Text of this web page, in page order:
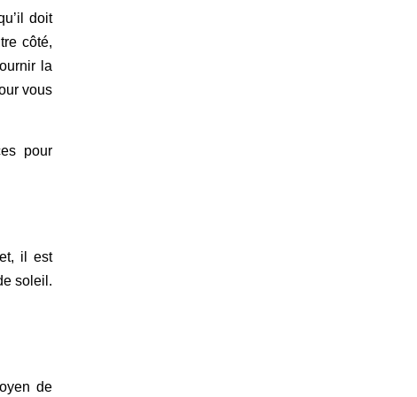
doit
côté,
la
vous
pour
il est
soleil.
de